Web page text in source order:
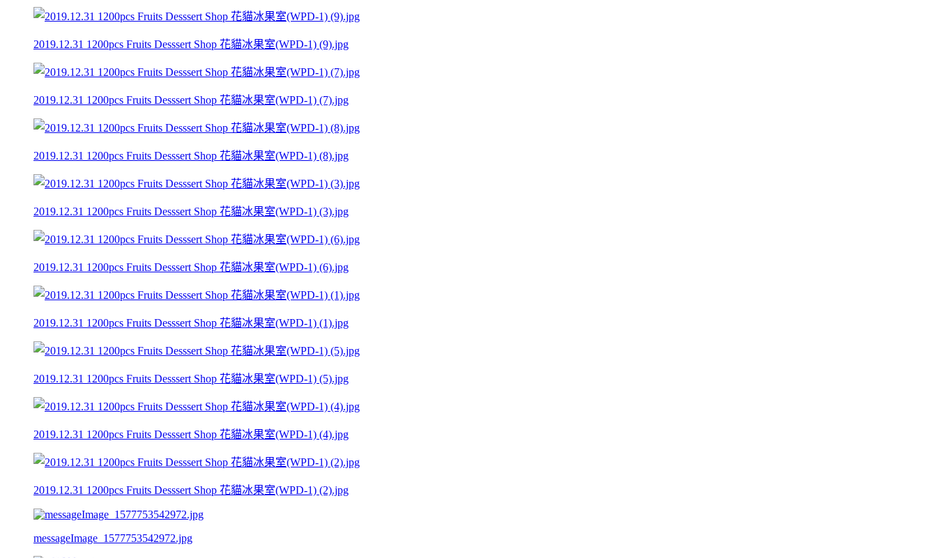
2019.12.31 1200pcs Fruits Desssert Shop 花貓冰果室(WPD-1) (9).jpg
2019.12.31 1200pcs Fruits Desssert Shop 花貓冰果室(WPD-1) (7).jpg
2019.12.31 1200pcs Fruits Desssert Shop 花貓冰果室(WPD-1) (8).jpg
2019.12.31 1200pcs Fruits Desssert Shop 花貓冰果室(WPD-1) (3).jpg
2019.12.31 1200pcs Fruits Desssert Shop 花貓冰果室(WPD-1) (6).jpg
2019.12.31 1200pcs Fruits Desssert Shop 花貓冰果室(WPD-1) (1).jpg
2019.12.31 1200pcs Fruits Desssert Shop 花貓冰果室(WPD-1) (5).jpg
2019.12.31 1200pcs Fruits Desssert Shop 花貓冰果室(WPD-1) (4).jpg
2019.12.31 1200pcs Fruits Desssert Shop 花貓冰果室(WPD-1) (2).jpg
messageImage_1577753542972.jpg